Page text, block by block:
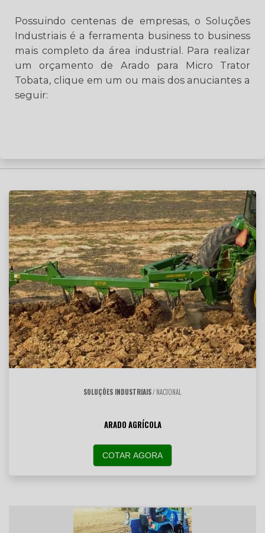
Possuindo centenas de empresas, o Soluções
Industriais é a ferramenta business to business
mais completo da área industrial. Para realizar
um orçamento de Arado para Micro Trator
Tobata, clique em um ou mais dos anuciantes a
seguir:
SOLUÇÕES INDUSTRIAIS/ NACIONAL
ARADO AGRÍCOLA
COTAR AGORA